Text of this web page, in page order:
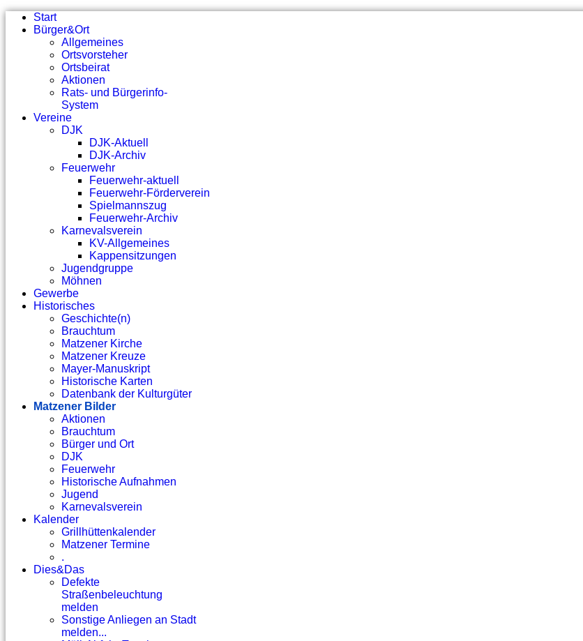
Start
Bürger&Ort
Allgemeines
Ortsvorsteher
Ortsbeirat
Aktionen
Rats- und Bürgerinfo-
System
Vereine
DJK
DJK-Aktuell
DJK-Archiv
Feuerwehr
Feuerwehr-aktuell
Feuerwehr-Förderverein
Spielmannszug
Feuerwehr-Archiv
Karnevalsverein
KV-Allgemeines
Kappensitzungen
Jugendgruppe
Möhnen
Gewerbe
Historisches
Geschichte(n)
Brauchtum
Matzener Kirche
Matzener Kreuze
Mayer-Manuskript
Historische Karten
Datenbank der Kulturgüter
Matzener Bilder
Aktionen
Brauchtum
Bürger und Ort
DJK
Feuerwehr
Historische Aufnahmen
Jugend
Karnevalsverein
Kalender
Grillhüttenkalender
Matzener Termine
.
Dies&Das
Defekte
Straßenbeleuchtung
melden
Sonstige Anliegen an Stadt
melden...